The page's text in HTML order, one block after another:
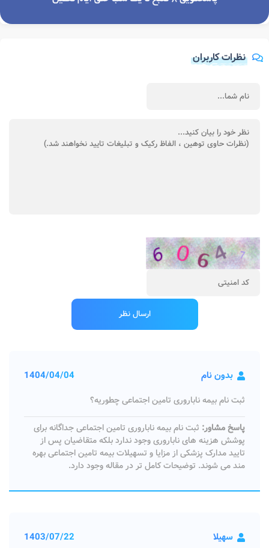
نظرات کاربران
بدون نام 1404/04/04
ثبت نام بیمه ناباروری تامین اجتماعی چطوریه؟
پاسخ مشاور: ثبت نام بیمه ناباروری تامین اجتماعی جداگانه برای
پوشش هزینه های ناباروری وجود ندارد بلکه متقاضیان پس از
تایید مدارک پزشکی از مزایا و تسهیلات بیمه تامین اجتماعی بهره‌
مند می‌ شوند. توضیحات کامل تر در مقاله وجود دارد.
سهیلا 1403/07/22